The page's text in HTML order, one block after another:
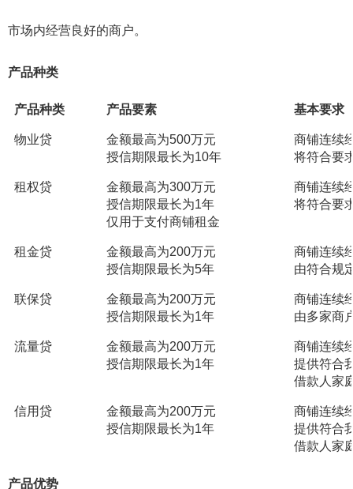
市场内经营良好的商户。
产品种类
产品种类 产品要素 基本要求
物业贷
金额最高为500万元
授信期限最长为10年
商铺连续
将符合要
租权贷
金额最高为300万元
授信期限最长为1年
仅用于支付商铺租金
商铺连续
将符合要
租金贷
金额最高为200万元
授信期限最长为5年
商铺连续
由符合规
联保贷
金额最高为200万元
授信期限最长为1年
商铺连续
由多家商
流量贷
金额最高为200万元
授信期限最长为1年
商铺连续
提供符合
借款人家
信用贷
金额最高为200万元
授信期限最长为1年
商铺连续
提供符合
借款人家
产品优势